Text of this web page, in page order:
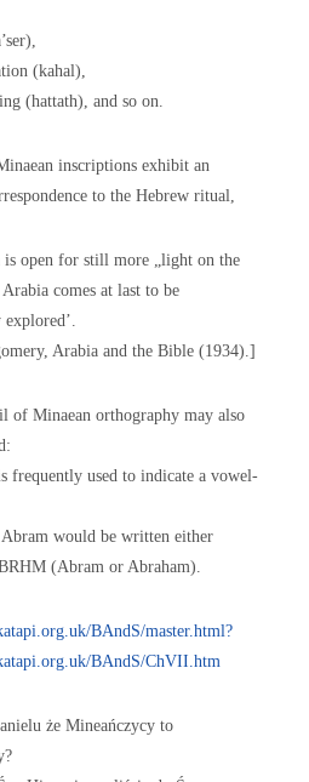
(kahal),
(hattath), and so on.
inscriptions exhibit an
to the Hebrew ritual,
is open for still more „light on the
comes at last to be
Arabia and the Bible (1934).]
of Minaean orthography may also
frequently used to indicate a vowel-
Abram would be written either
(Abram or Abraham).
BAndS/master.html?
BAndS/ChVII.htm
że Mineańczycy to